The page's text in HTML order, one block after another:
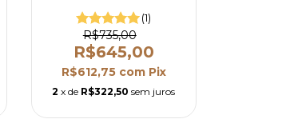
(1)
R$735,00
R$645,00
R$612,75 com Pix
2 x de R$322,50 sem juros